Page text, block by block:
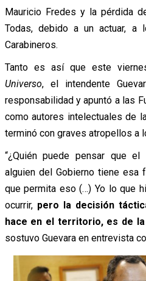
Mauricio Fredes y la pérdida
Todas, debido a un actuar, a
Carabineros.
Tanto es así que este
Universo, el intendente
responsabilidad y apuntó a las
como autores intelectuales de
terminó con graves atropellos a
“¿Quién puede pensar que
alguien del Gobierno tiene esa
que permita eso (…) Yo lo que
ocurrir,pero la decisión
hace en el territorio, es de
sostuvo Guevara en entrevista